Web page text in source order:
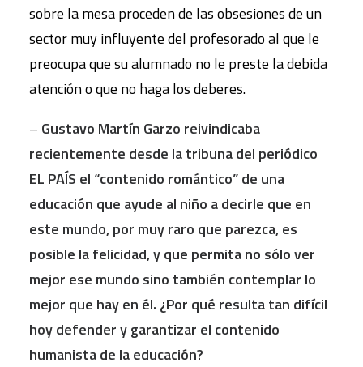
sobre la mesa proceden de las obsesiones de un
sector muy influyente del profesorado al que le
preocupa que su alumnado no le preste la debida
atención o que no haga los deberes.
– Gustavo Martín Garzo reivindicaba
recientemente desde la tribuna del periódico
EL PAÍS el “contenido romántico” de una
educación que ayude al niño a decirle que en
este mundo, por muy raro que parezca, es
posible la felicidad, y que permita no sólo ver
mejor ese mundo sino también contemplar lo
mejor que hay en él. ¿Por qué resulta tan difícil
hoy defender y garantizar el contenido
humanista de la educación?